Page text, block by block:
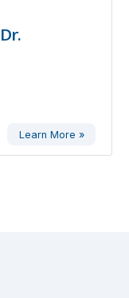
Learn More »